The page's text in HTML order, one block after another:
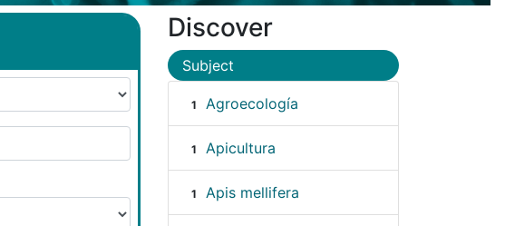
Discover
Subject
1 Agroecología
1 Apicultura
1 Apis mellifera